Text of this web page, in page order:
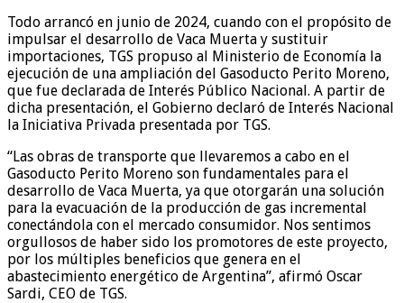
Todo arrancó en junio de 2024, cuando con el propósito de
impulsar el desarrollo de Vaca Muerta y sustituir
importaciones, TGS propuso al Ministerio de Economía la
ejecución de una ampliación del Gasoducto Perito Moreno,
que fue declarada de Interés Público Nacional. A partir de
dicha presentación, el Gobierno declaró de Interés Nacional
la Iniciativa Privada presentada por TGS.
“Las obras de transporte que llevaremos a cabo en el
Gasoducto Perito Moreno son fundamentales para el
desarrollo de Vaca Muerta, ya que otorgarán una solución
para la evacuación de la producción de gas incremental
conectándola con el mercado consumidor. Nos sentimos
orgullosos de haber sido los promotores de este proyecto,
por los múltiples beneficios que genera en el
abastecimiento energético de Argentina”, afirmó Oscar
Sardi, CEO de TGS.